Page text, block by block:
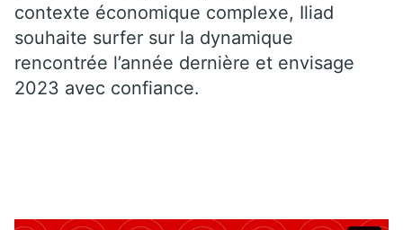
contexte économique complexe, Iliad
souhaite surfer sur la dynamique
rencontrée l’année dernière et envisage
2023 avec confiance.